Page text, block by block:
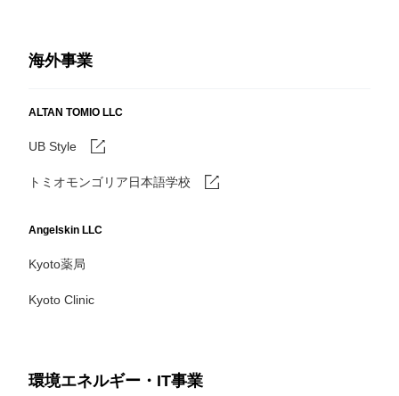
海外事業
ALTAN TOMIO LLC
UB Style
トミオモンゴリア日本語学校
Angelskin LLC
Kyoto薬局
Kyoto Clinic
環境エネルギー・IT事業